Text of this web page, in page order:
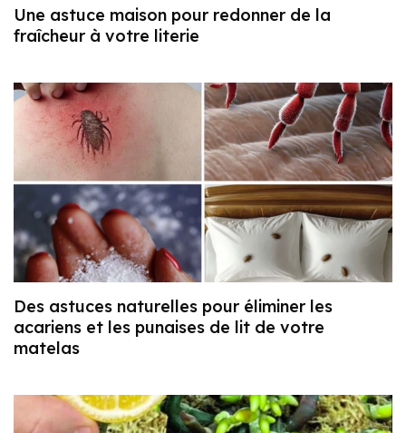
Une astuce maison pour redonner de la
fraîcheur à votre literie
Des astuces naturelles pour éliminer les
acariens et les punaises de lit de votre
matelas